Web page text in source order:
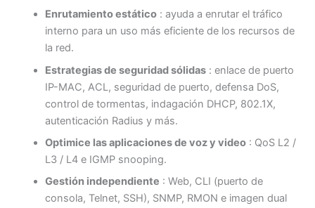
Enrutamiento estático: ayuda a enrutar el tráfico
interno para un uso más eficiente de los recursos de
la red.
Estrategias de seguridad sólidas: enlace de puerto
IP-MAC, ACL, seguridad de puerto, defensa DoS,
control de tormentas, indagación DHCP, 802.1X,
autenticación Radius y más.
Optimice las aplicaciones de voz y video: QoS L2 /
L3 / L4 e IGMP snooping.
Gestión independiente : Web, CLI (puerto de
consola, Telnet, SSH), SNMP, RMON e imagen dual